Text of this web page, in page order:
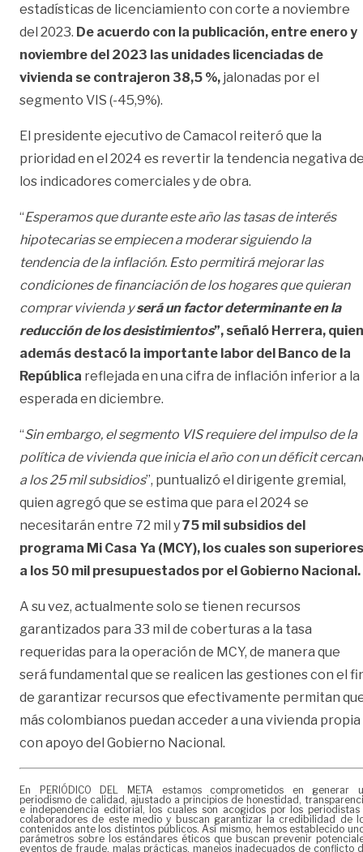
estadísticas de licenciamiento con corte a noviembre
del 2023. De acuerdo con la publicación, entre enero y
noviembre del 2023 las unidades licenciadas de
vivienda se contrajeron 38,5 %, jalonadas por el
segmento VIS (-45,9%).
El presidente ejecutivo de Camacol reiteró que la
prioridad en el 2024 es revertir la tendencia negativa
los indicadores comerciales y de obra.
“Esperamos que durante este año las tasas de interés
hipotecarias se empiecen a moderar siguiendo la
tendencia de la inflación. Esto permitirá mejorar las
condiciones de financiación de los hogares que quieran
comprar vivienda yserá un factor determinante en la
reducción de los desistimientos”, señaló Herrera, quien
además destacó la importante labor del Banco de la
República reflejada en una cifra de inflación inferior a la
esperada en diciembre.
“Sin embargo, el segmento VIS requiere del impulso de la
política de vivienda que inicia el año con un déficit
a los 25 mil subsidios”, puntualizó el dirigente gremial,
quien agregó que se estima que para el 2024 se
necesitarán entre 72 mil y75 mil subsidios del
programa Mi Casa Ya (MCY), los cuales son superiores
a los 50 mil presupuestados por el Gobierno Nacional.
A su vez, actualmente solo se tienen recursos
garantizados para 33 mil de coberturas a la tasa
requeridas para la operación de MCY, de manera que
será fundamental que se realicen las gestiones con el
de garantizar recursos que efectivamente permitan
más colombianos puedan acceder a una vivienda propia
con apoyo del Gobierno Nacional.
En PERIÓDICO DEL META estamos comprometidos en generar
periodismo de calidad, ajustado a principios de honestidad,
e independencia editorial, los cuales son acogidos por los periodistas
colaboradores de este medio y buscan garantizar la credibilidad de
contenidos ante los distintos públicos. Así mismo, hemos establecido
parámetros sobre los estándares éticos que buscan prevenir
eventos de fraude, malas prácticas, manejos inadecuados de conflicto